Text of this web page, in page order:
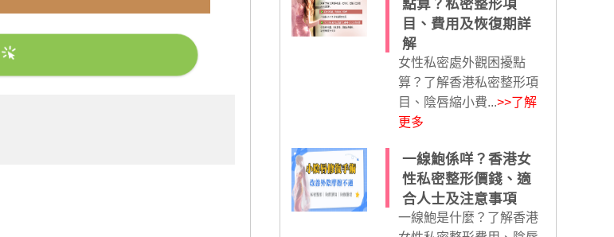
點算？私密整形項
目、費用及恢復期詳
解
女性私密處外觀困擾點
算？了解香港私密整形項
目、陰唇縮小費...>>了解
更多
一線鮑係咩？香港女
性私密整形價錢、適
合人士及注意事項
一線鮑是什麼？了解香港